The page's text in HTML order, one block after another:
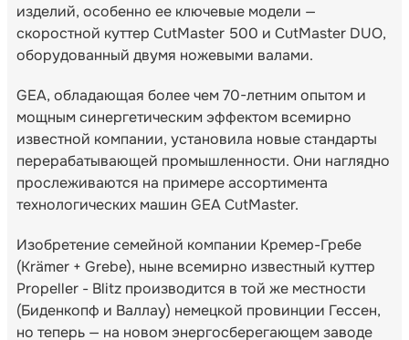
изделий, особенно ее ключевые модели —
скоростной куттер CutMaster 500 и CutMaster DUO,
оборудованный двумя ножевыми валами.
GEA, обладающая более чем 70-летним опытом и
мощным синергетическим эффектом всемирно
известной компании, установила новые стандарты
перерабатывающей промышленности. Они наглядно
прослеживаются на примере ассортимента
технологических машин GEA CutMaster.
Изобретение семейной компании Кремер-Гребе
(Krämer + Grebe), ныне всемирно известный куттер
Propeller - Blitz производится в той же местности
(Биденкопф и Валлау) немецкой провинции Гессен,
но теперь — на новом энергосберегающем заводе